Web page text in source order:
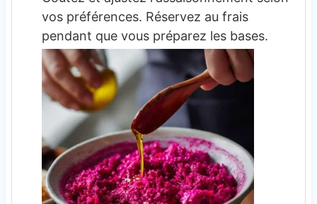
vos préférences. Réservez au frais
pendant que vous préparez les bases.